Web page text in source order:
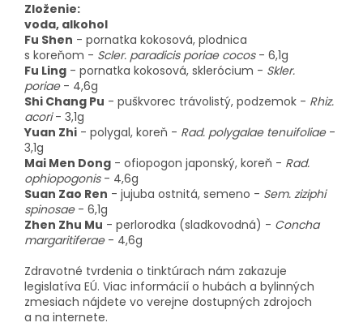
Zloženie:
voda, alkohol
Fu Shen - pornatka kokosová, plodnica
s koreňom - Scler. paradicis poriae cocos - 6,1g
Fu Ling - pornatka kokosová, sklerócium - Skler.
poriae - 4,6g
Shi Chang Pu - puškvorec trávolistý, podzemok - Rhiz.
acori - 3,1g
Yuan Zhi - polygal, koreň - Rad. polygalae tenuifoliae -
3,1g
Mai Men Dong - ofiopogon japonský, koreň - Rad.
ophiopogonis - 4,6g
Suan Zao Ren - jujuba ostnitá, semeno - Sem. ziziphi
spinosae - 6,1g
Zhen Zhu Mu - perlorodka (sladkovodná) - Concha
margaritiferae - 4,6g
Zdravotné tvrdenia o tinktúrach nám zakazuje
legislatíva EÚ. Viac informácií o hubách a bylinných
zmesiach nájdete vo verejne dostupných zdrojoch
a na internete.